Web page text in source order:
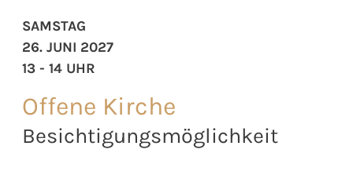
Offene Kirche
Besichtigungsmöglichkeit
SAMSTAG
26. JUNI 2027
13 - 14 UHR